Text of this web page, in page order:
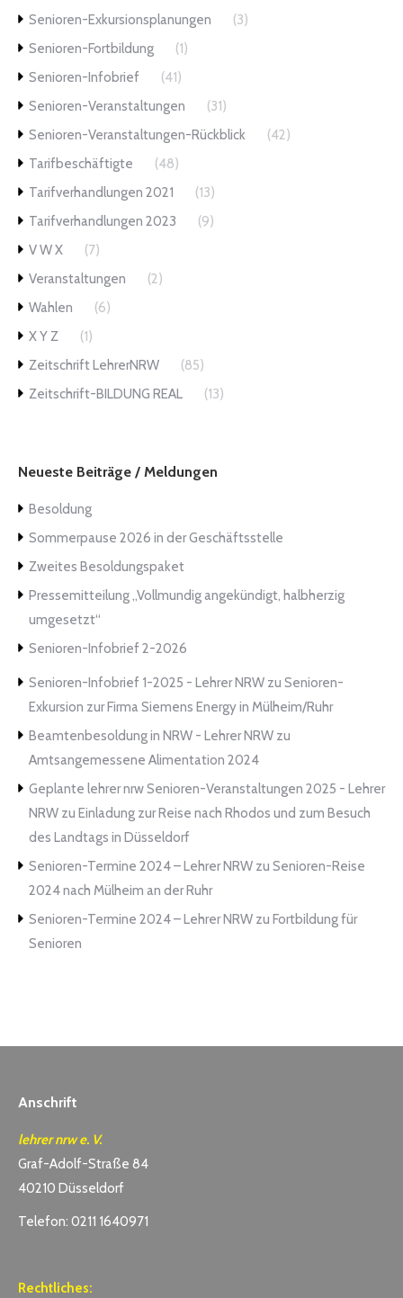
Senioren-Exkursionsplanungen
(3)
Senioren-Fortbildung
(1)
Senioren-Infobrief
(41)
Senioren-Veranstaltungen
(31)
Senioren-Veranstaltungen-Rückblick
(42)
Tarifbeschäftigte
(48)
Tarifverhandlungen 2021
(13)
Tarifverhandlungen 2023
(9)
V W X
(7)
Veranstaltungen
(2)
Wahlen
(6)
X Y Z
(1)
Zeitschrift LehrerNRW
(85)
Zeitschrift-BILDUNG REAL
(13)
Neueste Beiträge / Meldungen
Besoldung
Sommerpause 2026 in der Geschäftsstelle
Zweites Besoldungspaket
Pressemitteilung „Vollmundig angekündigt, halbherzig
umgesetzt“
Senioren-Infobrief 2-2026
Senioren-Infobrief 1-2025 - Lehrer NRW zu Senioren-
Exkursion zur Firma Siemens Energy in Mülheim/Ruhr
Beamtenbesoldung in NRW - Lehrer NRW zu
Amtsangemessene Alimentation 2024
Geplante lehrer nrw Senioren-Veranstaltungen 2025 - Lehrer
NRW zu Einladung zur Reise nach Rhodos und zum Besuch
des Landtags in Düsseldorf
Senioren-Termine 2024 – Lehrer NRW zu Senioren-Reise
2024 nach Mülheim an der Ruhr
Senioren-Termine 2024 – Lehrer NRW zu Fortbildung für
Senioren
Anschrift
lehrer nrw e. V.
Graf-Adolf-Straße 84
40210 Düsseldorf
Telefon: 0211 1640971
Rechtliches: